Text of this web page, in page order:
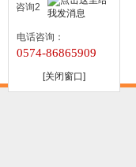
咨询2
电话咨询：
0574-86865909
[关闭窗口]